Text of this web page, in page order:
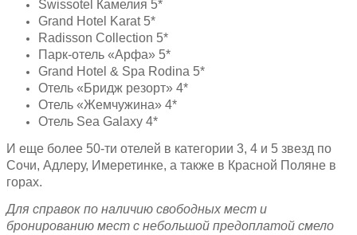
Swissotel Камелия 5*
Grand Hotel Karat 5*
Radisson Collection 5*
Парк-отель «Арфа» 5*
Grand Hotel & Spa Rodina 5*
Отель «Бридж резорт» 4*
Отель «Жемчужина» 4*
Отель Sea Galaxy 4*
И еще более 50-ти отелей в категории 3, 4 и 5 звезд по
Сочи, Адлеру, Имеретинке, а также в Красной Поляне в
горах.
Для справок по наличию свободных мест и
бронированию мест с небольшой предоплатой смело